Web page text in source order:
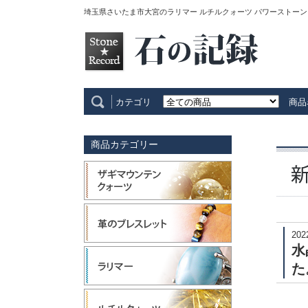
埼玉県さいたま市大宮のラリマー ルチルクォーツ パワーストー
カテゴリ 商
商品カテゴリー